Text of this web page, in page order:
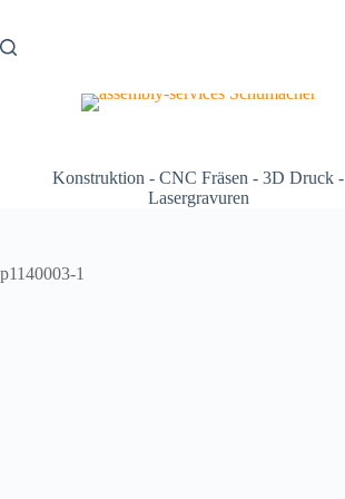
Konstruktion - CNC Fräsen - 3D Druck -
Lasergravuren
p1140003-1